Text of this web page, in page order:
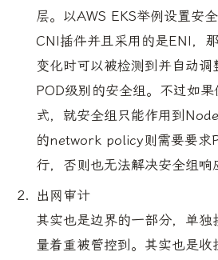
层。以AWS EKS举例设置安
CNI插件并且采用的是ENI，
变化时可以被检测到并自动调
POD级别的安全组。不过如
式，就安全组只能作用到
的network policy则需要要求
行，否则也无法解决安全组响
出网审计
其实也是边界的一部分，单
量着重被管控到。其实也是收